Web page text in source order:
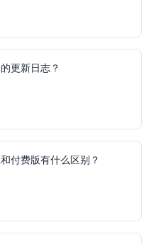
更新日志？
付费版有什么区别？